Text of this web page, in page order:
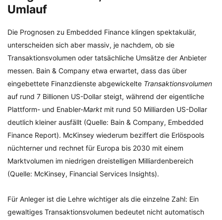
Umlauf
Die Prognosen zu Embedded Finance klingen spektakulär,
unterscheiden sich aber massiv, je nachdem, ob sie
Transaktionsvolumen oder tatsächliche Umsätze der Anbieter
messen. Bain & Company etwa erwartet, dass das über
eingebettete Finanzdienste abgewickelte Transaktionsvolumen
auf rund 7 Billionen US-Dollar steigt, während der eigentliche
Plattform- und Enabler-Markt mit rund 50 Milliarden US-Dollar
deutlich kleiner ausfällt (Quelle: Bain & Company, Embedded
Finance Report). McKinsey wiederum beziffert die Erlöspools
nüchterner und rechnet für Europa bis 2030 mit einem
Marktvolumen im niedrigen dreistelligen Milliardenbereich
(Quelle: McKinsey, Financial Services Insights).
Für Anleger ist die Lehre wichtiger als die einzelne Zahl: Ein
gewaltiges Transaktionsvolumen bedeutet nicht automatisch